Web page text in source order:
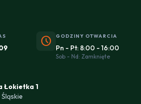
schedule GODZINY OTWARCIA
Pn - Pt: 8:00 - 16:00
Sob - Nd: Zamknięte
Łokietka 1